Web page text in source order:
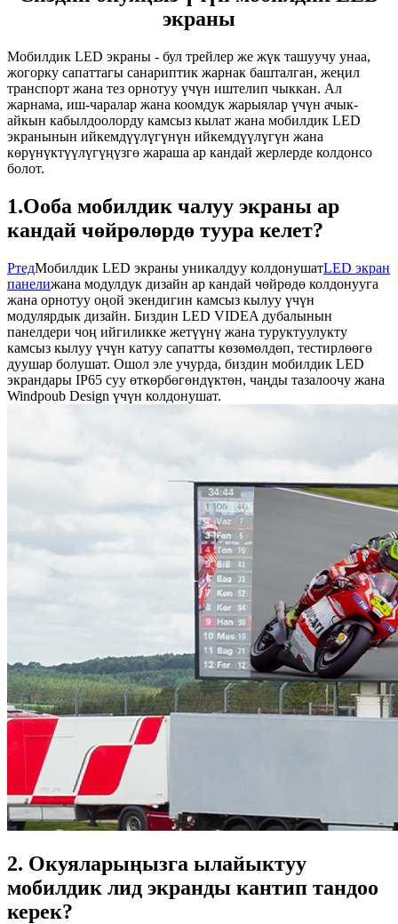
экраны
Мобилдик LED экраны - бул трейлер же жүк ташуучу унаа,
жогорку сапаттагы санариптик жарнак башталган, жеңил
транспорт жана тез орнотуу үчүн иштелип чыккан. Ал
жарнама, иш-чаралар жана коомдук жарыялар үчүн ачык-
айкын кабылдоолорду камсыз кылат жана мобилдик LED
экранынын ийкемдүүлүгүнүн ийкемдүүлүгүн жана
көрүнүктүүлүгүңүзгө жараша ар кандай жерлерде колдонсо
болот.
1.Ооба мобилдик чалуу экраны ар
кандай чөйрөлөрдө туура келет?
РтедМобилдик LED экраны уникалдуу колдонушатLED экран
панелижана модулдук дизайн ар кандай чөйрөдө колдонууга
жана орнотуу оңой экендигин камсыз кылуу үчүн
модулярдык дизайн. Биздин LED VIDEA дубалынын
панелдери чоң ийгиликке жетүүнү жана туруктуулукту
камсыз кылуу үчүн катуу сапатты көзөмөлдөп, тестирлөөгө
дуушар болушат. Ошол эле учурда, биздин мобилдик LED
экрандары IP65 суу өткөрбөгөндүктөн, чаңды тазалоочу жана
Windpoub Design үчүн колдонушат.
2. Окуяларыңызга ылайыктуу
мобилдик лид экранды кантип тандоо
керек?